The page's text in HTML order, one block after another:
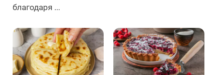
благодаря ...